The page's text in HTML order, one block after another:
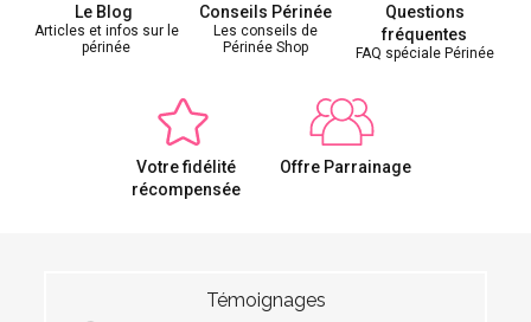
Le Blog
Articles et infos sur le
périnée
Conseils Périnée
Les conseils de
Périnée Shop
Questions
fréquentes
FAQ spéciale Périnée
Votre fidélité
récompensée
Offre Parrainage
Témoignages